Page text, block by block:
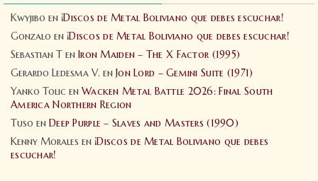
Kwyjibo en ¡Discos de Metal Boliviano que debes escuchar!
Gonzalo en ¡Discos de Metal Boliviano que debes escuchar!
Sebastian T en Iron Maiden – The X Factor (1995)
Gerardo Ledesma V. en Jon Lord – Gemini Suite (1971)
Yanko Tolic en Wacken Metal Battle 2026: Final South
America Northern Region
Tuso en Deep Purple – Slaves and Masters (1990)
Kenny Morales en ¡Discos de Metal Boliviano que debes
escuchar!